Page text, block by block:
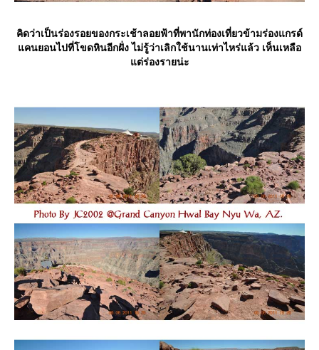
คิดว่าเป็นร่องรอยของกระเช้าลอยฟ้าที่พานักท่องเที่ยวข้ามร่องแกรด์
คนยอนไปที่โขดหินอีกฝั่ง ไม่รู้ว่าเลิกใช้นานเท่าไหร่แล้ว เห็นเหลือ
ต่ร่องรายน่ะ